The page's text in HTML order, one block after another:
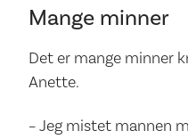
Mange minner
Det er mange minner
Anette.
– Jeg mistet mannen